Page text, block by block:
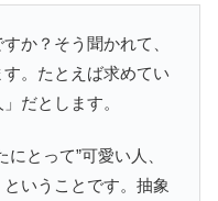
か？そう聞かれて、
。たとえば求めてい
だとします。
とって”可愛い人、
いうことです。抽象